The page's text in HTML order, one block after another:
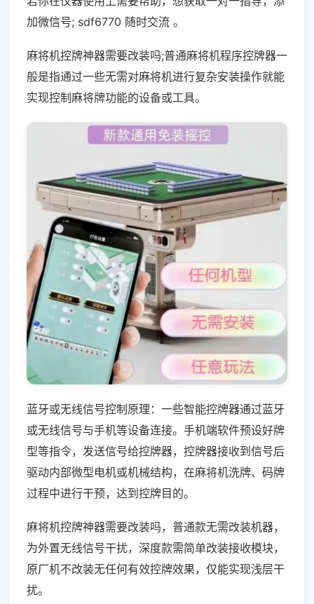
加微信号; sdf6770 随时交流 。
麻将机控牌神器需要改装吗;普通麻将机程序控牌器一
般是指通过一些无需对麻将机进行复杂安装操作就能
实现控制麻将牌功能的设备或工具。
蓝牙或无线信号控制原理：一些智能控牌器通过蓝牙
或无线信号与手机等设备连接。手机端软件预设好牌
型等指令，发送信号给控牌器，控牌器接收到信号后
驱动内部微型电机或机械结构，在麻将机洗牌、码牌
过程中进行干预，达到控牌目的。
麻将机控牌神器需要改装吗，普通款无需改装机器，
为外置无线信号干扰，深度款需简单改装接收模块，
原厂机不改装无任何有效控牌效果，仅能实现浅层干
扰。